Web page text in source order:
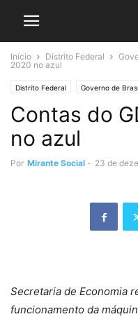
Início Distrito Federal
2020 no azul
Distrito Federal Governo de
Contas do
no azul
Por Mirante Social - 23 de
Secretaria de Economia
funcionamento da